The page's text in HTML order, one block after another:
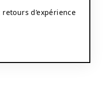
d’expérience